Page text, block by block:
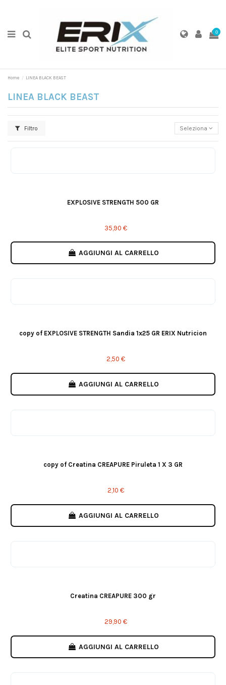
0
Home LINEA BLACK BEAST
LINEA BLACK BEAST
Filtro Seleziona
EXPLOSIVE STRENGTH 500 GR
35,90 €
AGGIUNGI AL CARRELLO
copy of EXPLOSIVE STRENGTH Sandia 1x25 GR ERIX Nutricion
2,50 €
AGGIUNGI AL CARRELLO
copy of Creatina CREAPURE Piruleta 1 X 3 GR
2,10 €
AGGIUNGI AL CARRELLO
Creatina CREAPURE 300 gr
29,90 €
AGGIUNGI AL CARRELLO